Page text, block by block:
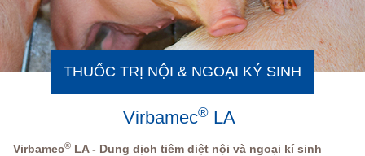
THUỐC TRỊ NỘI & NGOẠI KÝ SINH
Virbamec® LA
Virbamec® LA - Dung dịch tiêm diệt nội và ngoại kí sinh